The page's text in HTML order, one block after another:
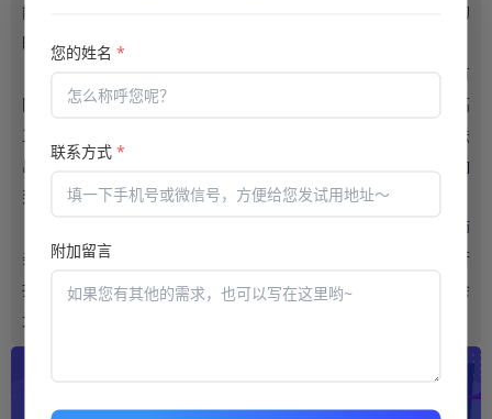
能力，让学生学会做时间的主人，而不是一直被老师和家长安排的
时间裹挟着向前进。
在云帆互联考试系统中，不仅学生参加考试的时间和地点没有
限制，老师出题组卷的时间和地点也相对比较自由。不过为了提高
工作效率，大多数老师都会选择在校工作。如果有特殊情况，无法
出现在学校，老师也可以通过
出题组卷，并不会影响
到学生的学习进程。
除此之外，云帆互联线上考试平台支持系统阅卷，不需要老师
亲自批改试卷，学生提交试卷之后，系统自动会对学生的试卷进行
打分。系统评分与人工打分相比，不仅效率很高，而且失误率也会
大大降低。
您的姓名*
联系方式*
附加留言